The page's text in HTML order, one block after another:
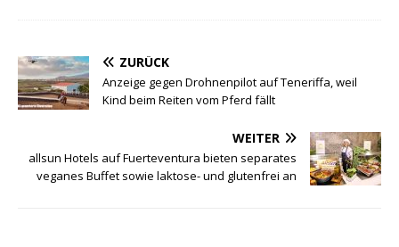
ZURÜCK
Anzeige gegen Drohnenpilot auf Teneriffa, weil
Kind beim Reiten vom Pferd fällt
WEITER
allsun Hotels auf Fuerteventura bieten separates
veganes Buffet sowie laktose- und glutenfrei an